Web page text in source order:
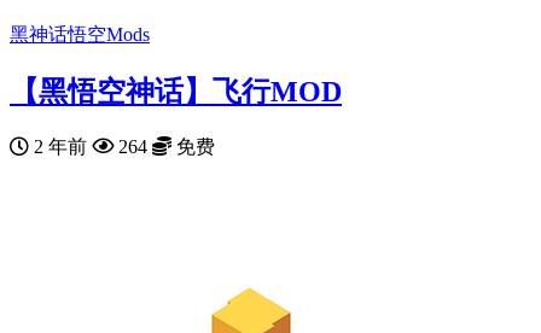
黑神话悟空Mods
【黑悟空神话】飞行MOD
2 年前 264 免费